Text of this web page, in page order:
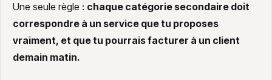
Une seule règle : chaque catégorie secondaire doit
correspondre à un service que tu proposes
vraiment, et que tu pourrais facturer à un client
demain matin.